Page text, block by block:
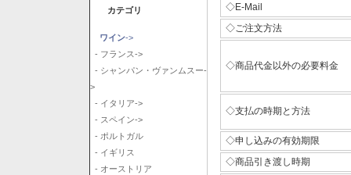
カテゴリ
ワイン->
- フランス->
- シャンパン・ヴァンムスー-
>
- イタリア->
- スペイン->
- ポルトガル
- イギリス
- オーストリア
◇E-Mail
◇ご注文方法
◇商品代金以外の必要料金
◇支払の時期と方法
◇申し込みの有効期限
◇商品引き渡し時期